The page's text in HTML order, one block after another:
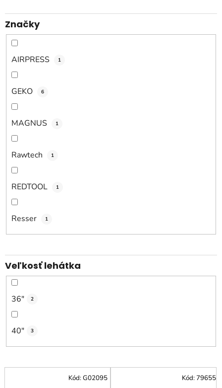
k
t
o
Značky
AIRPRESS 1
GEKO 6
MAGNUS 1
Rawtech 1
REDTOOL 1
Resser 1
Veľkosť lehátka
36" 2
40" 3
V Kód:G02095 Kód: 79655